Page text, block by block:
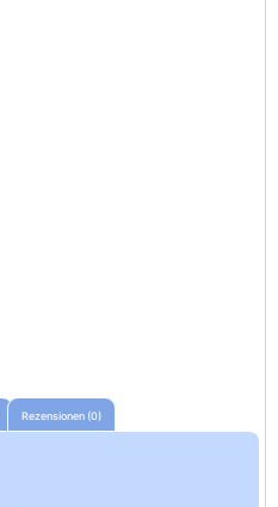
Rezensionen (0)